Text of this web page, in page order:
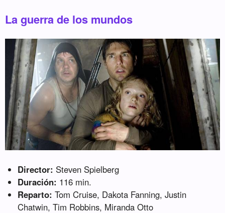
La guerra de los mundos
Director: Steven Spielberg
Duración: 116 min.
Reparto: Tom Cruise, Dakota Fanning, Justin
Chatwin, Tim Robbins, Miranda Otto